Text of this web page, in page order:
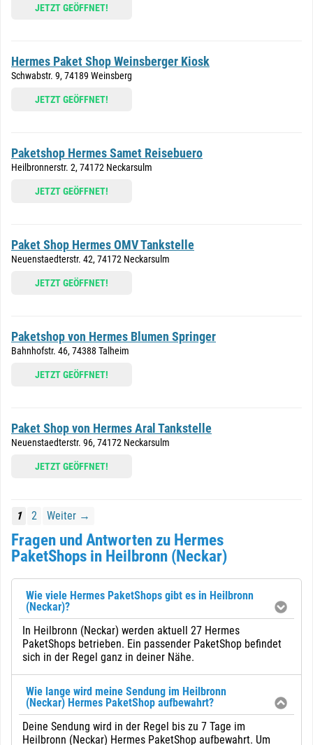
JETZT GEÖFFNET!
Hermes Paket Shop Weinsberger Kiosk
Schwabstr. 9, 74189 Weinsberg
JETZT GEÖFFNET!
Paketshop Hermes Samet Reisebuero
Heilbronnerstr. 2, 74172 Neckarsulm
JETZT GEÖFFNET!
Paket Shop Hermes OMV Tankstelle
Neuenstaedterstr. 42, 74172 Neckarsulm
JETZT GEÖFFNET!
Paketshop von Hermes Blumen Springer
Bahnhofstr. 46, 74388 Talheim
JETZT GEÖFFNET!
Paket Shop von Hermes Aral Tankstelle
Neuenstaedterstr. 96, 74172 Neckarsulm
JETZT GEÖFFNET!
1 2 Weiter →
Fragen und Antworten zu Hermes
PaketShops in Heilbronn (Neckar)
Wie viele Hermes PaketShops gibt es in Heilbronn
(Neckar)?
In Heilbronn (Neckar) werden aktuell 27 Hermes
PaketShops betrieben. Ein passender PaketShop befindet
sich in der Regel ganz in deiner Nähe.
Wie lange wird meine Sendung im Heilbronn
(Neckar) Hermes PaketShop aufbewahrt?
Deine Sendung wird in der Regel bis zu 7 Tage im
Heilbronn (Neckar) Hermes PaketShop aufbewahrt. Um